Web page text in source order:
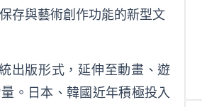
存與藝術創作功能的新型文
出版形式，延伸至動畫、遊
。日本、韓國近年積極投入